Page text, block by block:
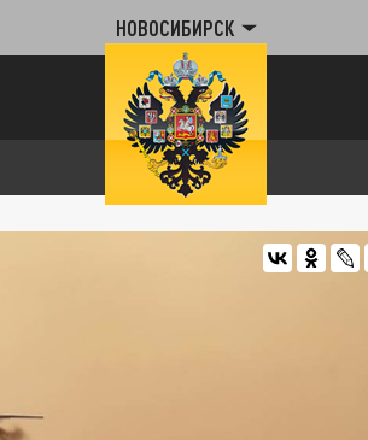
НОВОСИБИРСК